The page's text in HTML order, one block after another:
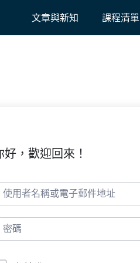
文章與新知 課程清單
好，歡迎回來！